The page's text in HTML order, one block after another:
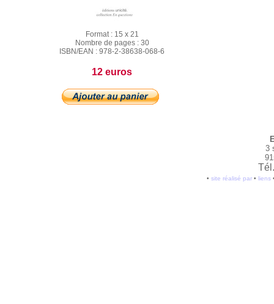
Format : 15 x 21
Nombre de pages : 30
ISBN/EAN : 978-2-38638-068-6
12 euros
3
• site réalisé par• liens